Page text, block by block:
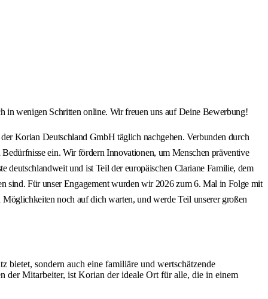
in wenigen Schritten online. Wir freuen uns auf Deine Bewerbung!
Korian Deutschland GmbH täglich nachgehen. Verbunden durch
ein. Wir fördern Innovationen, um Menschen präventive
und ist Teil der europäischen Clariane Familie, dem
sind. Für unser Engagement wurden wir 2026 zum 6. Mal in Folge mit
noch auf dich warten, und werde Teil unserer großen
sondern auch eine familiäre und wertschätzende
der Mitarbeiter, ist Korian der ideale Ort für alle, die in einem